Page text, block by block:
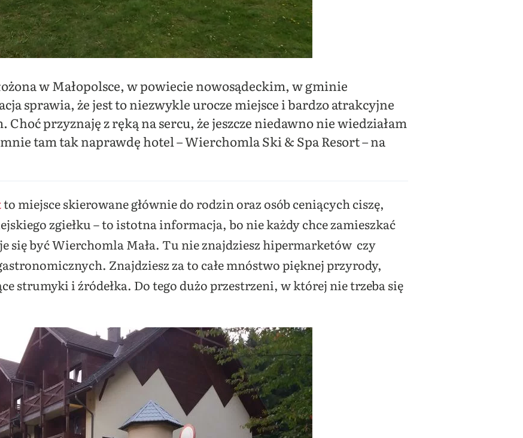
w Małopolsce, w powiecie nowosądeckim, w gminie
sprawia, że jest to niezwykle urocze miejsce i bardzo atrakcyjne
przyznaję z ręką na sercu, że jeszcze niedawno nie wiedziałam
tam tak naprawdę hotel – Wierchomla Ski & Spa Resort – na
to miejsce skierowane głównie do rodzin oraz osób ceniących ciszę,
zgiełku – to istotna informacja, bo nie każdy chce zamieszkać
się być Wierchomla Mała. Tu nie znajdziesz hipermarketów czy
Znajdziesz za to całe mnóstwo pięknej przyrody,
strumyki i źródełka. Do tego dużo przestrzeni, w której nie trzeba się